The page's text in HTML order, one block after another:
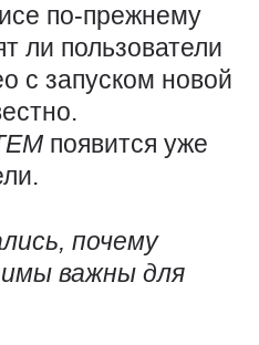
по-прежнему
ли пользователи
с запуском новой
появится уже
почему
важны для